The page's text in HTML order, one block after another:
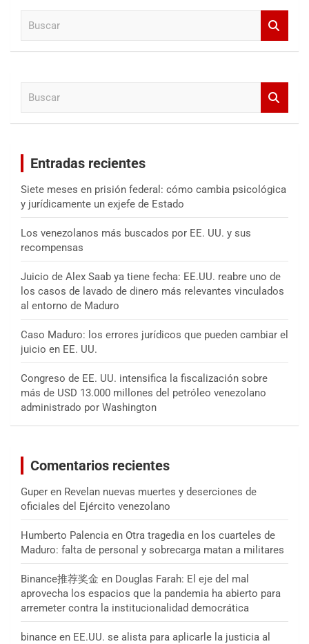
Entradas recientes
Siete meses en prisión federal: cómo cambia psicológica
y jurídicamente un exjefe de Estado
Los venezolanos más buscados por EE. UU. y sus
recompensas
Juicio de Alex Saab ya tiene fecha: EE.UU. reabre uno de
los casos de lavado de dinero más relevantes vinculados
al entorno de Maduro
Caso Maduro: los errores jurídicos que pueden cambiar el
juicio en EE. UU.
Congreso de EE. UU. intensifica la fiscalización sobre
más de USD 13.000 millones del petróleo venezolano
administrado por Washington
Comentarios recientes
Guper en Revelan nuevas muertes y deserciones de
oficiales del Ejército venezolano
Humberto Palencia en Otra tragedia en los cuarteles de
Maduro: falta de personal y sobrecarga matan a militares
Binance推荐奖金 en Douglas Farah: El eje del mal
aprovecha los espacios que la pandemia ha abierto para
arremeter contra la institucionalidad democrática
binance en EE.UU. se alista para aplicarle la justicia al